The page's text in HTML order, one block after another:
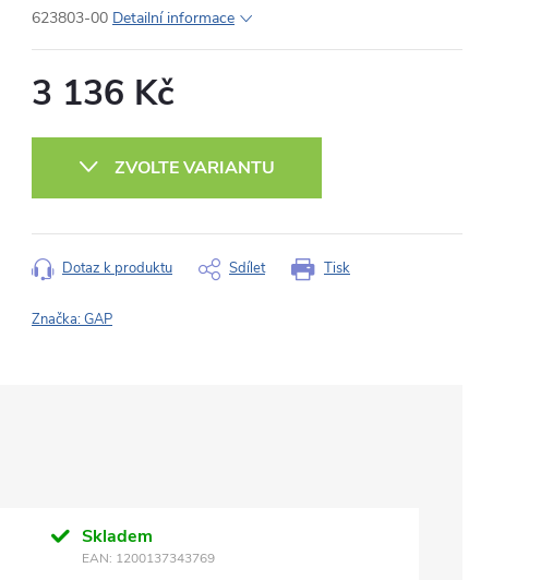
623803-00 Detailní informace
3 136 Kč
ZVOLTE VARIANTU
Tisk
Dotaz k produktu Sdílet
Značka:GAP
Skladem
EAN: 1200137343769